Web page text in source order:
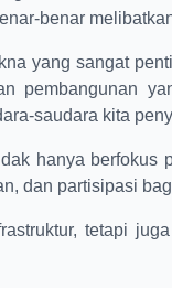
benar
yang sangat
pembangunan
saudara kita
hanya
dan partisipasi
tetapi